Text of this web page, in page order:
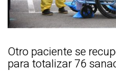
Otro paciente se
para totalizar 76